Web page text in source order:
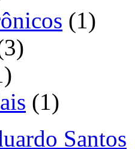
(1)
(1)
Santos